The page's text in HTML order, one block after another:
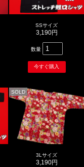
SSサイズ
3,190円
数量
SOLD
3Lサイズ
3,190円